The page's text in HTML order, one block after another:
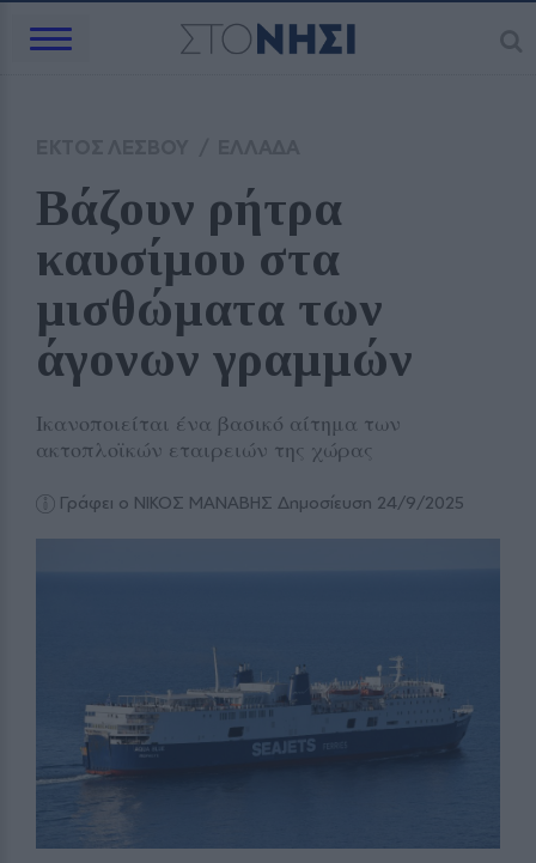
Βάζουν ρήτρα
καυσίμου στα
μισθώματα των
άγονων γραμμών
Ικανοποιείται ένα βασικό αίτημα των
ακτοπλοϊκών εταιρειών της χώρας
Γράφει ο ΝΙΚΟΣ ΜΑΝΑΒΗΣ Δημοσίευση 24/9/2025